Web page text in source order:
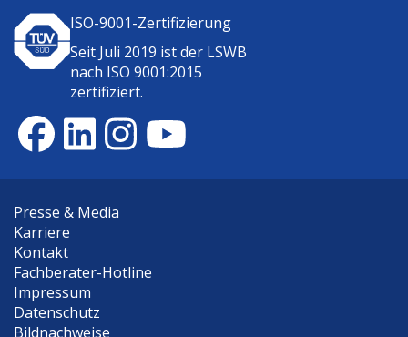
ISO-9001-Zertifizierung
Seit Juli 2019 ist der LSWB
nach ISO 9001:2015
zertifiziert.
Presse & Media
Karriere
Kontakt
Fachberater-Hotline
Impressum
Datenschutz
Bildnachweise